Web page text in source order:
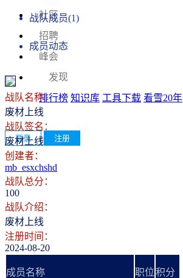
社区
招聘
峰会
发现
排行榜 知识库 工具下载 看雪20年
登录 注册
战队成员(1)
成员动态
战队名称：
废材上线
战队签名：
废材上线
创建者：
mb_esxchshd
战队总分：
100
战队介绍：
废材上线
注册时间：
2024-08-20
成员名称 职位积分